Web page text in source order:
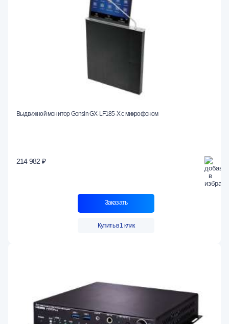
Выдвижной монитор Gonsin GX-LF185-X с микрофоном
214 982 ₽
Заказать
Купить в 1 клик